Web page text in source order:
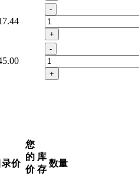
-
+
-
+
录价
您
的
价
库
存
数量